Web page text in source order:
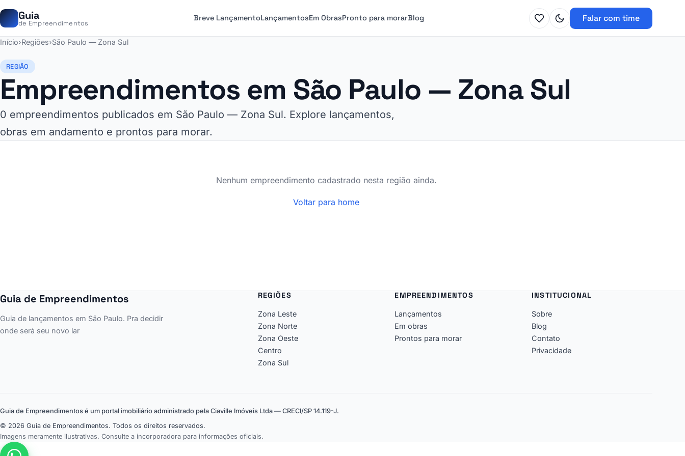
Guia
de Empreendimentos
Breve LançamentoLançamentosEm ObrasPronto para morarBlog Falar com time
Início›Regiões›São Paulo — Zona Sul
REGIÃO
Empreendimentos em São Paulo — Zona Sul
0 empreendimentos publicados em São Paulo — Zona Sul. Explore lançamentos,
obras em andamento e prontos para morar.
Nenhum empreendimento cadastrado nesta região ainda.
Voltar para home
Guia de Empreendimentos
Guia de lançamentos em São Paulo. Pra decidir
onde será seu novo lar
REGIÕES
Zona Leste
Zona Norte
Zona Oeste
Centro
Zona Sul
EMPREENDIMENTOS
Lançamentos
Em obras
Prontos para morar
INSTITUCIONAL
Sobre
Blog
Contato
Privacidade
Guia de Empreendimentos é um portal imobiliário administrado pela Ciaville Imóveis Ltda — CRECI/SP 14.119-J.
© 2026 Guia de Empreendimentos. Todos os direitos reservados.
Imagens meramente ilustrativas. Consulte a incorporadora para informações oficiais.